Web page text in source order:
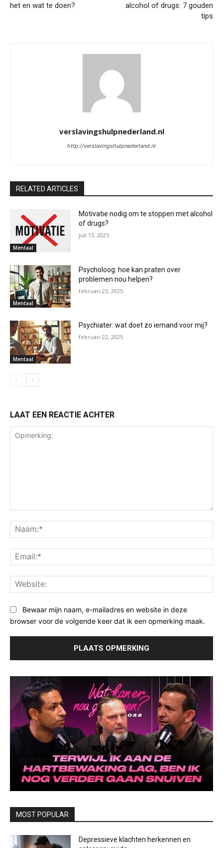
het en wat te doen?
alcohol of drugs: 7 gouden
tips
verslavingshulpnederland.nl
http://verslavingshulpnederland.nl
RELATED ARTICLES
Mentaal
Motivatie nodig om te stoppen met alcohol
of drugs?
juli 13, 2025
Mentaal
Psycholoog: hoe kan praten over
problemen nou helpen?
februari 23, 2025
Mentaal
Psychiater: wat doet zo iemand voor mij?
februari 22, 2025
LAAT EEN REACTIE ACHTER
Bewaar mijn naam, e-mailadres en website in deze
browser voor de volgende keer dat ik een opmerking maak.
MOST POPULAR
Depressieve klachten herkennen en